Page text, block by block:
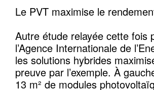
Le PVT maximise le
Autre étude relayée cette fois
l’Agence Internationale de
les solutions hybrides
preuve par l’exemple. À
13 m² de modules